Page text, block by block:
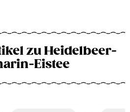
zu Heidelbeer-
Eistee